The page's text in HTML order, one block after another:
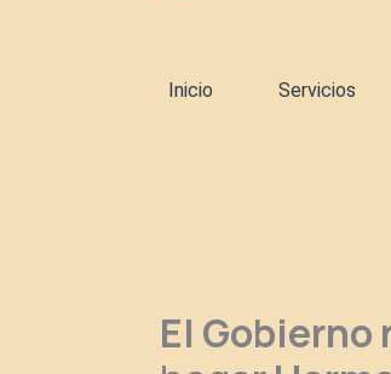
Inicio Servicios
El